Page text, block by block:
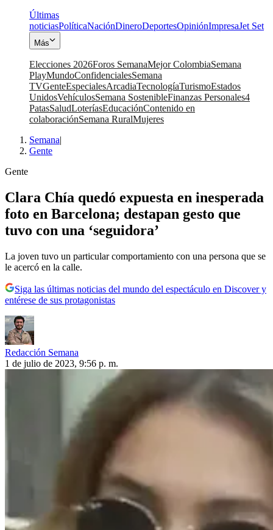
Últimas
noticiasPolíticaNaciónDineroDeportesOpiniónImpresaJet Set
Más
Elecciones 2026Foros SemanaMejor ColombiaSemana
PlayMundoConfidencialesSemana
TVGenteEspecialesArcadiaTecnologíaTurismoEstados
UnidosVehículosSemana SostenibleFinanzas Personales4
PatasSaludLoteríasEducaciónContenido en
colaboraciónSemana RuralMujeres
Semana|
Gente
Gente
Clara Chía quedó expuesta en inesperada
foto en Barcelona; destapan gesto que
tuvo con una ‘seguidora’
La joven tuvo un particular comportamiento con una persona que se
le acercó en la calle.
Siga las últimas noticias del mundo del espectáculo en Discover y
entérese de sus protagonistas
Redacción Semana
1 de julio de 2023, 9:56 p. m.